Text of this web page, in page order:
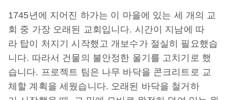
1745년에 지어진 하가는 이 마을에 있는 세 개의 교
회 중 가장 오래된 교회입니다. 시간이 지남에 따
라 탑이 처지기 시작했고 개보수가 절실히 필요했습
니다. 따라서 건물의 불안정한 울기를 고치기로 했
습니다. 프로젝트 팀은 나무 바닥을 콘크리트로 교
체할 계획을 세웠습니다. 오래된 바닥을 철거하